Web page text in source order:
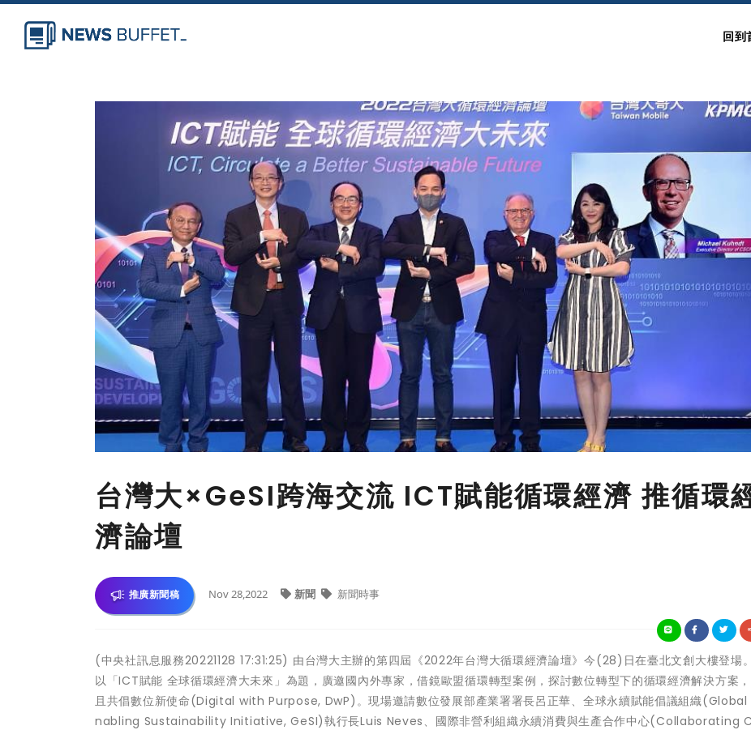
回到
台灣大×GeSI跨海交流 ICT賦能循環經濟 推循環
濟論壇
推廣新聞稿 Nov 28,2022 新聞 新聞時事
(中央社訊息服務20221128 17:31:25) 由台灣大主辦的第四屆《2022年台灣大循環經濟論壇》今(28)日在臺北文創大樓登場。
以「ICT賦能 全球循環經濟大未來」為題，廣邀國內外專家，借鏡歐盟循環轉型案例，探討數位轉型下的循環經濟解決方案
且共倡數位新使命(Digital with Purpose, DwP)。現場邀請數位發展部產業署署長呂正華、全球永續賦能倡議組織(Global
nabling Sustainability Initiative, GeSI)執行長Luis Neves、國際非營利組織永續消費與生產合作中心(Collaborating